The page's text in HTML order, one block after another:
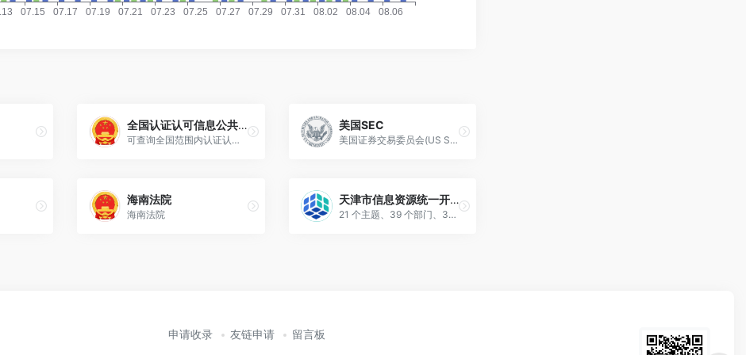
全国认证认可信息公共服务平台
可查询全国范围内认证认可相关的资质信息。
美国SEC
美国证券交易委员会(US Securities and Exchange Commission，英文缩写SEC）官网。
海南法院
海南法院
天津市信息资源统一开放平台
21 个主题、39 个部门、384 个数据集、116 个数据接口。
申请收录 友链申请 留言板